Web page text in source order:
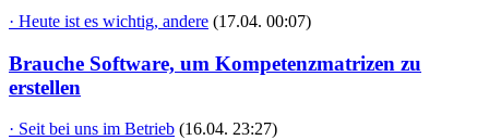
· Heute ist es wichtig, andere (17.04. 00:07)
Brauche Software, um Kompetenzmatrizen zu
erstellen
· Seit bei uns im Betrieb (16.04. 23:27)